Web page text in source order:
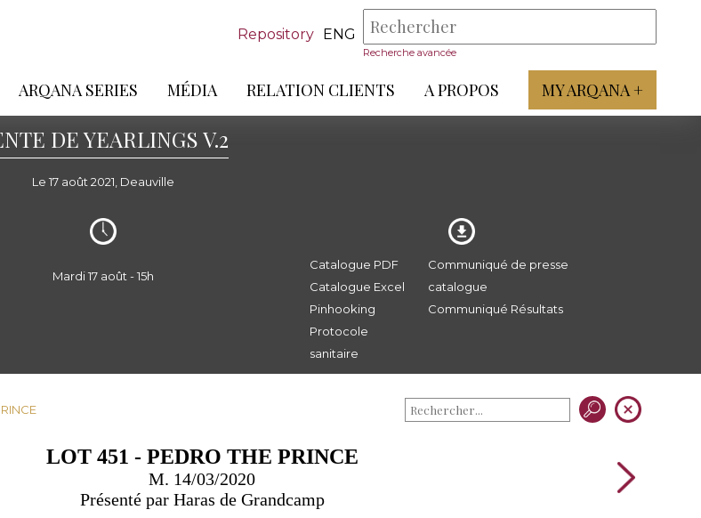
Repository ENG
Recherche avancée
ARQANA SERIES MÉDIA RELATION CLIENTS A PROPOS MY ARQANA +
DE YEARLINGS V.2
Le 17 août 2021, Deauville
Mardi 17 août - 15h
Catalogue PDF
Catalogue Excel
Pinhooking
Protocole
sanitaire
Communiqué de presse
catalogue
Communiqué Résultats
LOT 451 - PEDRO THE PRINCE
M. 14/03/2020
Présenté par Haras de Grandcamp